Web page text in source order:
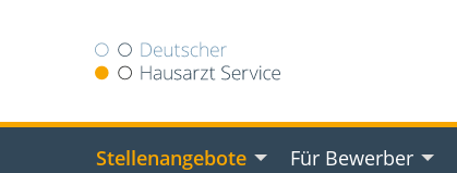
Stellenangebote Für Bewerber